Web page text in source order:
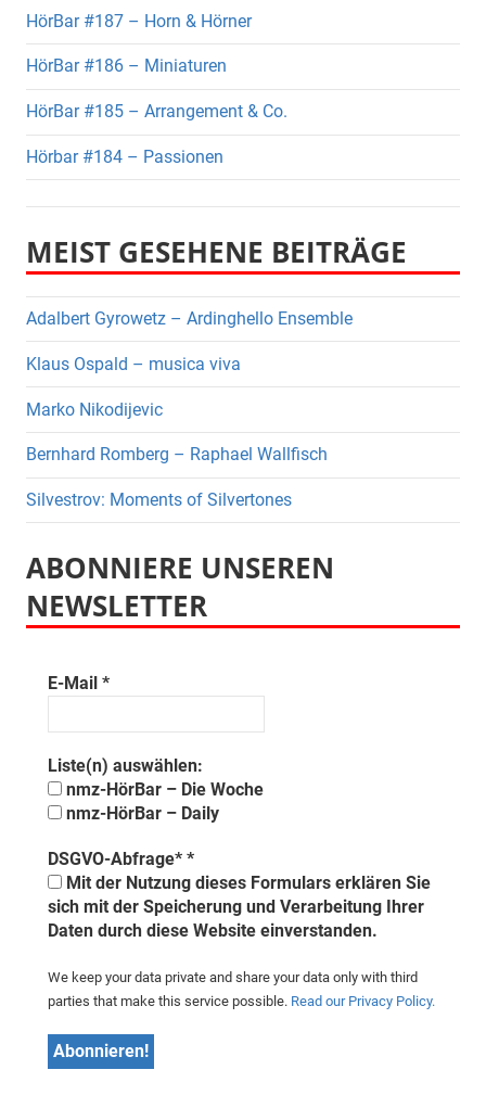
HörBar #187 – Horn & Hörner
HörBar #186 – Miniaturen
HörBar #185 – Arrangement & Co.
Hörbar #184 – Passionen
MEIST GESEHENE BEITRÄGE
Adalbert Gyrowetz – Ardinghello Ensemble
Klaus Ospald – musica viva
Marko Nikodijevic
Bernhard Romberg – Raphael Wallfisch
Silvestrov: Moments of Silvertones
ABONNIERE UNSEREN
NEWSLETTER
E-Mail *
Liste(n) auswählen:
nmz-HörBar – Die Woche
nmz-HörBar – Daily
DSGVO-Abfrage* *
Mit der Nutzung dieses Formulars erklären Sie
sich mit der Speicherung und Verarbeitung Ihrer
Daten durch diese Website einverstanden.
We keep your data private and share your data only with third
parties that make this service possible. Read our Privacy Policy.